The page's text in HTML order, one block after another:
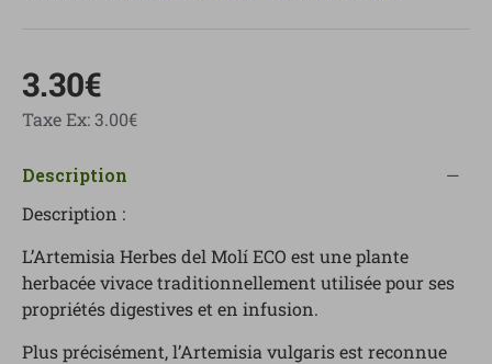
3.30€
Taxe Ex: 3.00€
Description
Description :
L’Artemisia Herbes del Molí ECO est une plante
herbacée vivace traditionnellement utilisée pour ses
propriétés digestives et en infusion.
Plus précisément, l’Artemisia vulgaris est reconnue